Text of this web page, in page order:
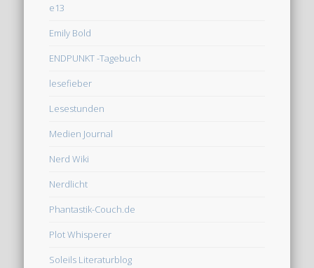
e13
Emily Bold
ENDPUNKT -Tagebuch
lesefieber
Lesestunden
Medien Journal
Nerd Wiki
Nerdlicht
Phantastik-Couch.de
Plot Whisperer
Soleils Literaturblog